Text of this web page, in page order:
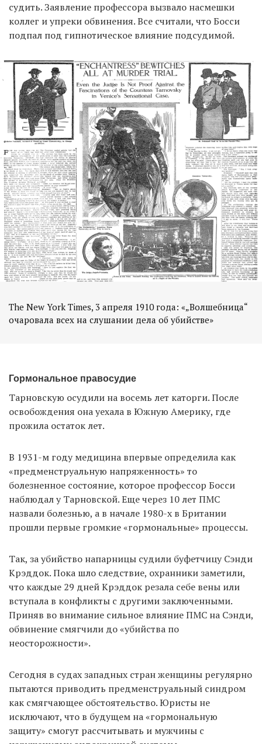
судить. Заявление профессора вызвало насмешки
коллег и упреки обвинения. Все считали, что Босси
подпал под гипнотическое влияние подсудимой.
The New York Times, 3 апреля 1910 года: «„Волшебница“
очаровала всех на слушании дела об убийстве»
Гормональное правосудие
Тарновскую осудили на восемь лет каторги. После
освобождения она уехала в Южную Америку, где
прожила остаток лет.
В 1931-м году медицина впервые определила как
«предменструальную напряженность» то
болезненное состояние, которое профессор Босси
наблюдал у Тарновской. Еще через 10 лет ПМС
назвали болезнью, а в начале 1980-х в Британии
прошли первые громкие «гормональные» процессы.
Так, за убийство напарницы судили буфетчицу Сэнди
Крэддок. Пока шло следствие, охранники заметили,
что каждые 29 дней Крэддок резала себе вены или
вступала в конфликты с другими заключенными.
Приняв во внимание сильное влияние ПМС на Сэнди,
обвинение смягчили до «убийства по
неосторожности».
Сегодня в судах западных стран женщины регулярно
пытаются приводить предменструальный синдром
как смягчающее обстоятельство. Юристы не
исключают, что в будущем на «гормональную
защиту» смогут рассчитывать и мужчины с